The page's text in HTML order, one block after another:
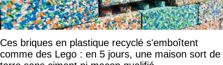
Ces briques en plastique recyclé s'emboîtent
comme des Lego : en 5 jours, une maison sort de